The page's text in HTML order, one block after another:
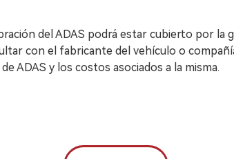
del ADAS podrá estar cubierto por la
con el fabricante del vehículo o
ADAS y los costos asociados a la misma.